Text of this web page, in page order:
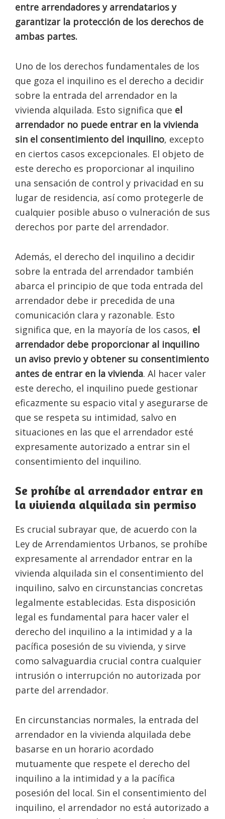
entre arrendadores y arrendatarios y
garantizar la protección de los derechos de
ambas partes.
Uno de los derechos fundamentales de los
que goza el inquilino es el derecho a decidir
sobre la entrada del arrendador en la
vivienda alquilada. Esto significa que el
arrendador no puede entrar en la vivienda
sin el consentimiento del inquilino, excepto
en ciertos casos excepcionales. El objeto de
este derecho es proporcionar al inquilino
una sensación de control y privacidad en su
lugar de residencia, así como protegerle de
cualquier posible abuso o vulneración de sus
derechos por parte del arrendador.
Además, el derecho del inquilino a decidir
sobre la entrada del arrendador también
abarca el principio de que toda entrada del
arrendador debe ir precedida de una
comunicación clara y razonable. Esto
significa que, en la mayoría de los casos, el
arrendador debe proporcionar al inquilino
un aviso previo y obtener su consentimiento
antes de entrar en la vivienda. Al hacer valer
este derecho, el inquilino puede gestionar
eficazmente su espacio vital y asegurarse de
que se respeta su intimidad, salvo en
situaciones en las que el arrendador esté
expresamente autorizado a entrar sin el
consentimiento del inquilino.
Se prohíbe al arrendador entrar en
la vivienda alquilada sin permiso
Es crucial subrayar que, de acuerdo con la
Ley de Arrendamientos Urbanos, se prohíbe
expresamente al arrendador entrar en la
vivienda alquilada sin el consentimiento del
inquilino, salvo en circunstancias concretas
legalmente establecidas. Esta disposición
legal es fundamental para hacer valer el
derecho del inquilino a la intimidad y a la
pacífica posesión de su vivienda, y sirve
como salvaguardia crucial contra cualquier
intrusión o interrupción no autorizada por
parte del arrendador.
En circunstancias normales, la entrada del
arrendador en la vivienda alquilada debe
basarse en un horario acordado
mutuamente que respete el derecho del
inquilino a la intimidad y a la pacífica
posesión del local. Sin el consentimiento del
inquilino, el arrendador no está autorizado a